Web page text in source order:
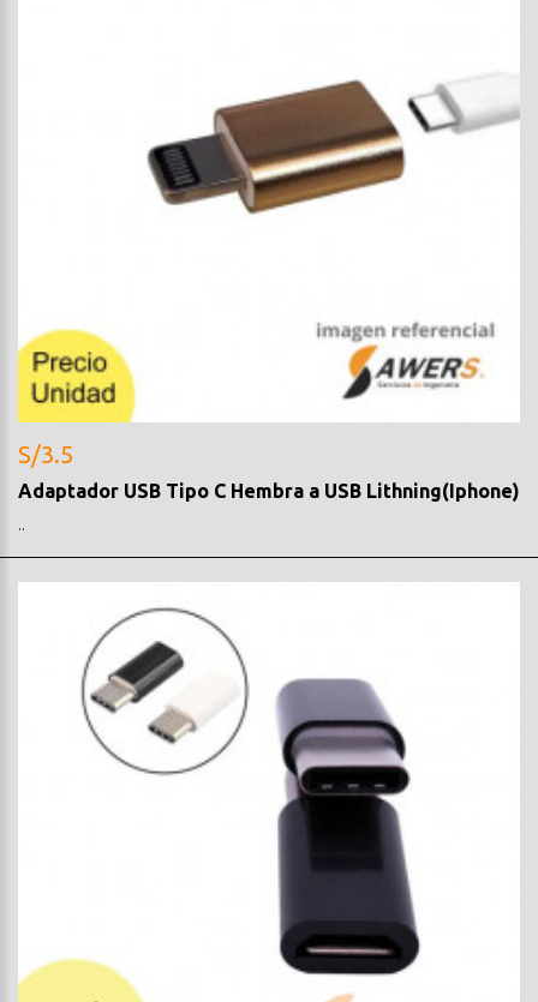
S/3.5
Adaptador USB Tipo C Hembra a USB Lithning(Iphone)
..